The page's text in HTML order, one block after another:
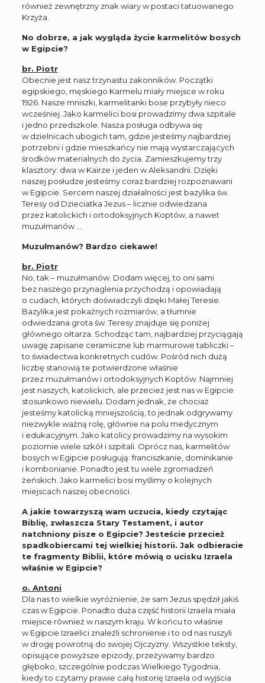
również zewnętrzny znak wiary w postaci tatuowanego
Krzyża.
No dobrze, a jak wygląda życie karmelitów bosych
w Egipcie?
br. Piotr
Obecnie jest nasz trzynastu zakonników. Początki
egipskiego, męskiego Karmelu miały miejsce w roku
1926. Nasze mniszki, karmelitanki bose przybyły nieco
wcześniej. Jako karmelici bosi prowadzimy dwa szpitale
i jedno przedszkole. Nasza posługa odbywa się
w dzielnicach ubogich tam, gdzie jesteśmy najbardziej
potrzebni i gdzie mieszkańcy nie mają wystarczających
środków materialnych do życia. Zamieszkujemy trzy
klasztory: dwa w Kairze i jeden w Aleksandrii. Dzięki
naszej posłudze jesteśmy coraz bardziej rozpoznawani
w Egipcie. Sercem naszej działalności jest bazylika św.
Teresy od Dzieciatka Jezus – licznie odwiedzana
przez katolickich i ortodoksyjnych Koptów, a nawet
muzułmanów …
Muzułmanów? Bardzo ciekawe!
br. Piotr
No, tak – muzułmanów. Dodam więcej, to oni sami
bez naszego przynaglenia przychodzą i opowiadają
o cudach, których doświadczyli dzięki Małej Teresie.
Bazylika jest pokaźnych rozmiarów, a tłumnie
odwiedzana grota św. Teresy znajduje się poniżej
głównego ołtarza. Schodząc tam, najbardziej przyciągają
uwagę zapisane ceramiczne lub marmurowe tabliczki –
to świadectwa konkretnych cudów. Pośród nich dużą
liczbę stanowią te potwierdzone właśnie
przez muzułmanów i ortodoksyjnych Koptów. Najmniej
jest naszych, katolickich, ale przecież jest nas w Egipcie
stosunkowo niewielu. Dodam jednak, że chociaż
jesteśmy katolicką mniejszością, to jednak odgrywamy
niezwykle ważną rolę, głównie na polu medycznym
i edukacyjnym. Jako katolicy prowadzimy na wysokim
poziomie wiele szkół i szpitali. Oprócz nas, karmelitów
bosych w Egipcie posługują: franciszkanie, dominikanie
i kombonianie. Ponadto jest tu wiele zgromadzeń
żeńskich. Jako karmelici bosi myślimy o kolejnych
miejscach naszej obecności.
A jakie towarzyszą wam uczucia, kiedy czytając
Biblię, zwłaszcza Stary Testament, i autor
natchniony pisze o Egipcie? Jesteście przecież
spadkobiercami tej wielkiej historii. Jak odbieracie
te fragmenty Biblii, które mówią o ucisku Izraela
właśnie w Egipcie?
o. Antoni
Dla nas to wielkie wyróżnienie, że sam Jezus spędził jakiś
czas w Egipcie. Ponadto duża część historii Izraela miała
miejsce również w naszym kraju. W końcu to właśnie
w Egipcie Izraelici znaleźli schronienie i to od nas ruszyli
w drogę powrotną do swojej Ojczyzny. Wszystkie teksty,
opisujące powyższe epizody, przeżywamy bardzo
głęboko, szczególnie podczas Wielkiego Tygodnia,
kiedy to czytamy prawie całą historię Izraela od wyjścia